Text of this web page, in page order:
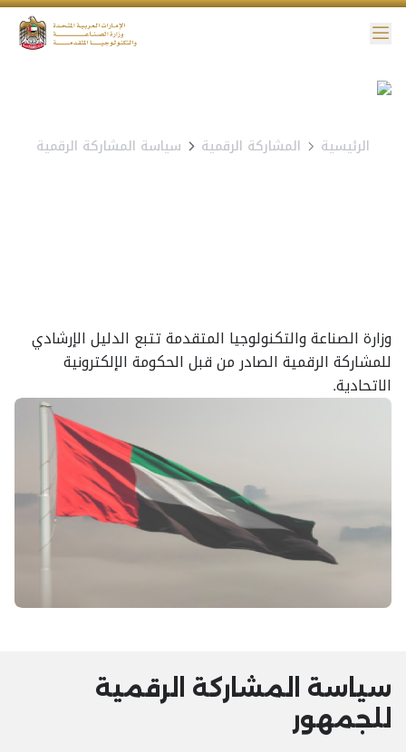
الوصول
الرئيسية المشاركة الرقمية سياسة المشاركة الرقمية
وزارة الصناعة والتكنولوجيا المتقدمة تتبع الدليل الإرشادي
للمشاركة الرقمية الصادر من قبل الحكومة الإلكترونية
الاتحادية.
سياسة المشاركة الرقمية
للجمهور